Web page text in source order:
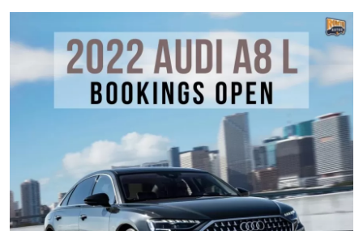
Sorgulamalar
İkinci El & Alım-Satım
Bakım & Arıza Çözümleri
Kiralama & Filo
Sürüş & Güvenlik
Lastik & Jant